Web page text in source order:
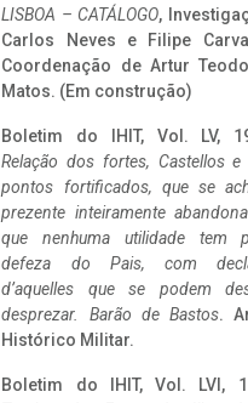
LISBOA – CATÁLOGO,
Carlos Neves e Filipe
Coordenação de Artur
Matos. (Em construção)
Boletim do IHIT, Vol. LV,
Relação dos fortes, Castellos e
pontos fortificados, que se
prezente inteiramente
que nenhuma utilidade tem
defeza do Pais, com
d’aquelles que se podem
desprezar. Barão de Bastos.
Histórico Militar.
Boletim do IHIT, Vol. LVI,